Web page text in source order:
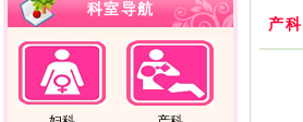
科室导航
产科